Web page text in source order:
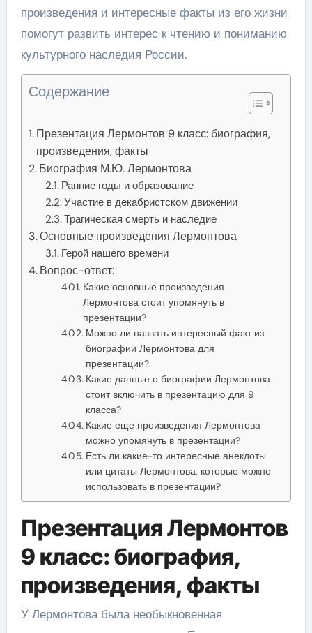
произведения и интересные факты из его жизни
помогут развить интерес к чтению и пониманию
культурного наследия России.
Содержание
Презентация Лермонтов 9 класс: биография,
произведения, факты
Биография М.Ю. Лермонтова
Ранние годы и образование
Участие в декабристском движении
Трагическая смерть и наследие
Основные произведения Лермонтова
Герой нашего времени
Вопрос-ответ:
Какие основные произведения
Лермонтова стоит упомянуть в
презентации?
Можно ли назвать интересный факт из
биографии Лермонтова для
презентации?
Какие данные о биографии Лермонтова
стоит включить в презентацию для 9
класса?
Какие еще произведения Лермонтова
можно упомянуть в презентации?
Есть ли какие-то интересные анекдоты
или цитаты Лермонтова, которые можно
использовать в презентации?
Презентация Лермонтов
9 класс: биография,
произведения, факты
У Лермонтова была необыкновенная